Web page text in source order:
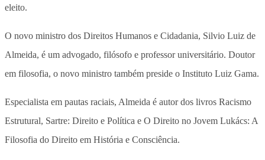
eleito.
O novo ministro dos Direitos Humanos e Cidadania, Silvio Luiz de
Almeida, é um advogado, filósofo e professor universitário. Doutor
em filosofia, o novo ministro também preside o Instituto Luiz Gama.
Especialista em pautas raciais, Almeida é autor dos livros Racismo
Estrutural, Sartre: Direito e Política e O Direito no Jovem Lukács: A
Filosofia do Direito em História e Consciência.